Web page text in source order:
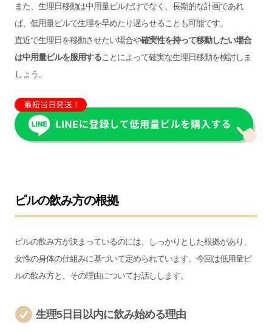
また、生理日移動は中用量ピルだけでなく、長期的な計画であれ
ば、低用量ピルで生理を早めたり遅らせることも可能です。
直近で生理日を移動させたい場合や確実性を持って移動したい場合
は中用量ピルを服用することによって確実な生理日移動を検討しま
しょう。
ピルの飲み方の根拠
ピルの飲み方が決まっているのには、しっかりとした根拠があり、
女性の身体の仕組みに基づいて定められています。今回は低用量ピ
ルの飲み方と、その理由についてお話しします。
生理5日目以内に飲み始める理由